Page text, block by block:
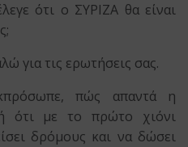
ότι ο ΣΥΡΙΖΑ θα είναι
για τις ερωτήσεις σας.
πώς απαντά η
ότι με το πρώτο χιόνι
δρόμους και να δώσει